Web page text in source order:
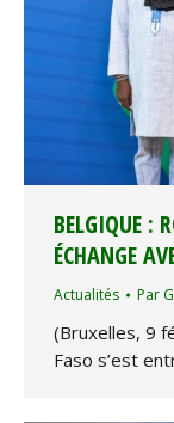
BELGIQUE :
ÉCHANGE
Actualités Par
(Bruxelles, 9
Faso s’est